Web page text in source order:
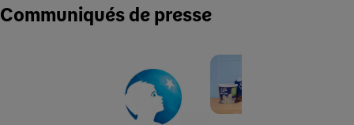
Communiqués de presse